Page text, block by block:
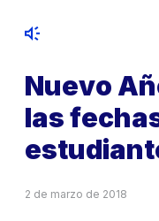
Nuevo
las
2 de marzo de 2018